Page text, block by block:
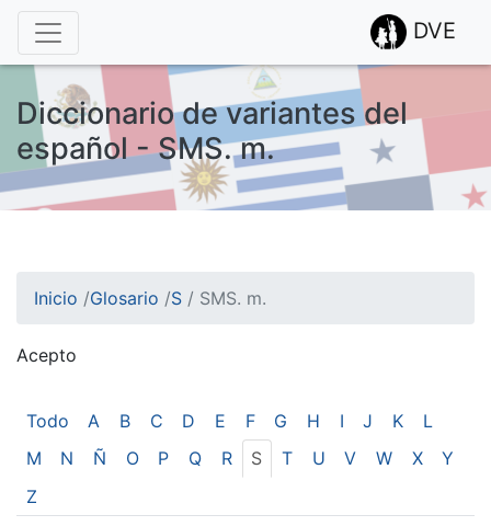
DVE
Diccionario de variantes del
español - SMS. m.
Inicio /Glosario /S / SMS. m.
Acepto
Todo A B C D E F G H I J K
L
M
N Ñ O P Q R S T U V W X
Y
Z